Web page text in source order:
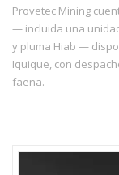
Provetec Mining
— incluida una
y pluma Hiab —
Iquique, con
faena.